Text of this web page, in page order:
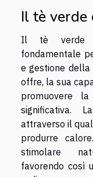
Il tè
Il tè verde
fondamentale
e gestione della
offre, la sua
promuovere
significativa.
attraverso il
produrre
stimolare
favorendo così